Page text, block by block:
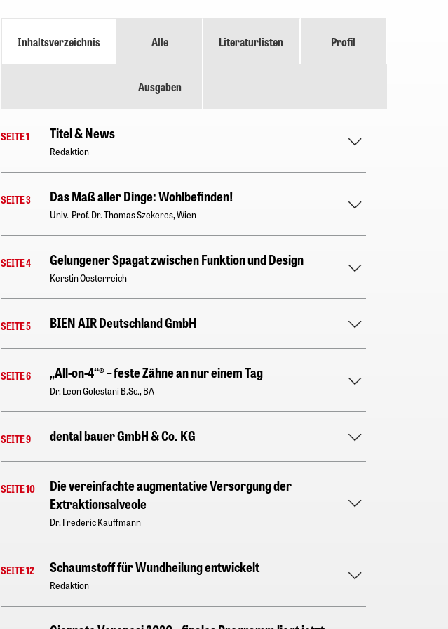
Inhaltsverzeichnis Alle
Ausgaben
Literaturlisten Profil
SEITE 1 Titel & News
Redaktion
SEITE 3 Das Maß aller Dinge: Wohlbefinden!
Univ.-Prof. Dr. Thomas Szekeres, Wien
SEITE 4 Gelungener Spagat zwischen Funktion und Design
Kerstin Oesterreich
SEITE 5 BIEN AIR Deutschland GmbH
SEITE 6 „All-on-4“® – feste Zähne an nur einem Tag
Dr. Leon Golestani B.Sc., BA
SEITE 9 dental bauer GmbH & Co. KG
SEITE 10
Die vereinfachte augmentative Versorgung der
Extraktionsalveole
Dr. Frederic Kauffmann
SEITE 12 Schaumstoff für Wundheilung entwickelt
Redaktion